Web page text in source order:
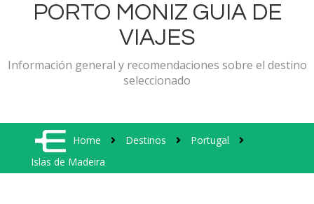
PORTO MONIZ GUIA DE
VIAJES
Información general y recomendaciones sobre el destino
seleccionado
Home Destinos
Portugal
Islas de Madeira